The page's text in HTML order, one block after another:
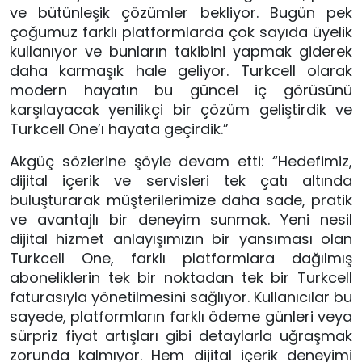
ve bütünleşik çözümler bekliyor. Bugün pek
çoğumuz farklı platformlarda çok sayıda üyelik
kullanıyor ve bunların takibini yapmak giderek
daha karmaşık hale geliyor. Turkcell olarak
modern hayatın bu güncel iç görüsünü
karşılayacak yenilikçi bir çözüm geliştirdik ve
Turkcell One’ı hayata geçirdik.”
Akgüç sözlerine şöyle devam etti: “Hedefimiz,
dijital içerik ve servisleri tek çatı altında
buluşturarak müşterilerimize daha sade, pratik
ve avantajlı bir deneyim sunmak. Yeni nesil
dijital hizmet anlayışımızın bir yansıması olan
Turkcell One, farklı platformlara dağılmış
aboneliklerin tek bir noktadan tek bir Turkcell
faturasıyla yönetilmesini sağlıyor. Kullanıcılar bu
sayede, platformların farklı ödeme günleri veya
sürpriz fiyat artışları gibi detaylarla uğraşmak
zorunda kalmıyor. Hem dijital içerik deneyimi